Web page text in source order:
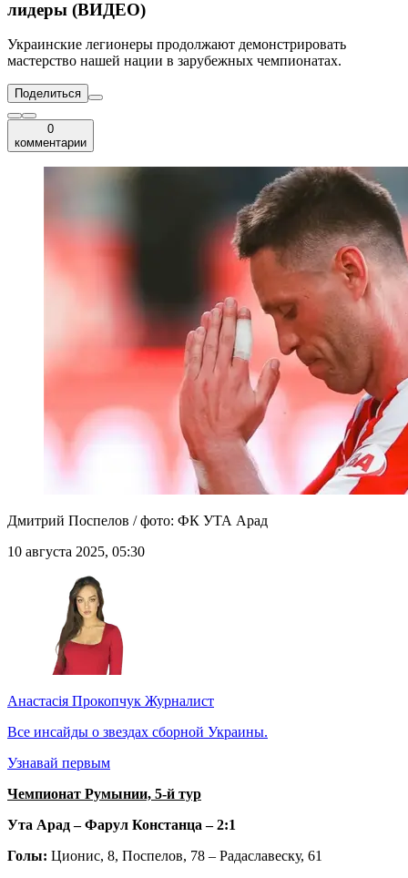
лидеры (ВИДЕО)
Украинские легионеры продолжают демонстрировать
мастерство нашей нации в зарубежных чемпионатах.
Поделиться
0
комментарии
Дмитрий Поспелов / фото: ФК УТА Арад
10 августа 2025, 05:30
Анастасія Прокопчук Журналист
Все инсайды о звездах сборной Украины.
Узнавай первым
Чемпионат Румынии, 5-й тур
Ута Арад – Фарул Констанца – 2:1
Голы: Ционис, 8, Поспелов, 78 – Радаславеску, 61